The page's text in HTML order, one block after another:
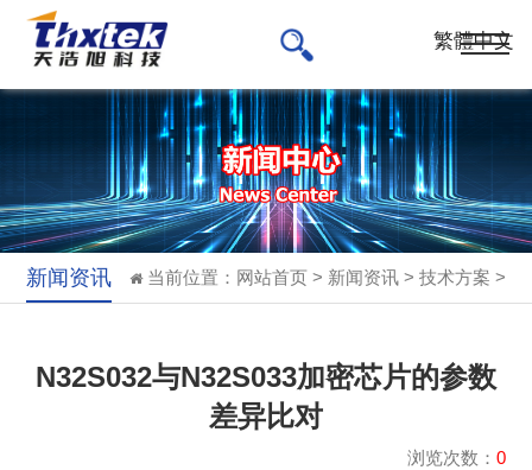
繁體中文
新闻资讯 当前位置： 网站首页> 新闻资讯> 技术方案 >
N32S032与N32S033加密芯片的参数
差异比对
浏览次数： 0